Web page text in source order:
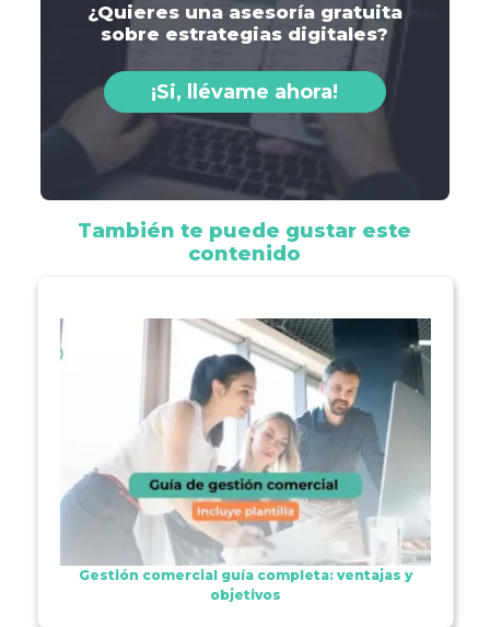
¿Quieres una asesoría gratuita
sobre estrategias digitales?
¡Si, llévame ahora!
También te puede gustar este
contenido
Gestión comercial guía completa: ventajas y
objetivos